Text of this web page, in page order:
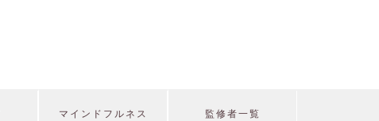
マインドフルネス 監修者一覧